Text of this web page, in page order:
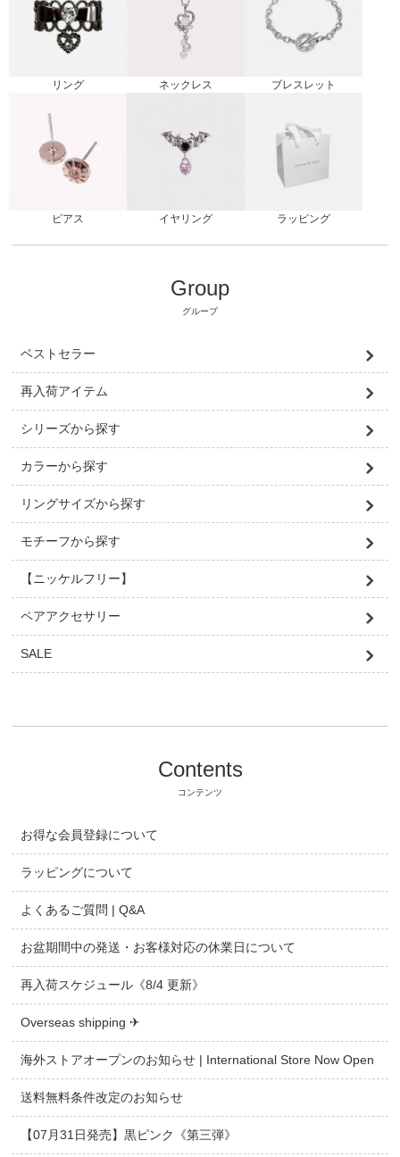
リング ネックレス ブレスレット
ピアス イヤリング ラッピング
Group
グループ
ベストセラー
再入荷アイテム
シリーズから探す
カラーから探す
リングサイズから探す
モチーフから探す
【ニッケルフリー】
ペアアクセサリー
SALE
Contents
コンテンツ
お得な会員登録について
ラッピングについて
よくあるご質問 | Q&A
お盆期間中の発送・お客様対応の休業日について
再入荷スケジュール《8/4 更新》
Overseas shipping ✈
海外ストアオープンのお知らせ | International Store Now Open
送料無料条件改定のお知らせ
【07月31日発売】黒ピンク《第三弾》